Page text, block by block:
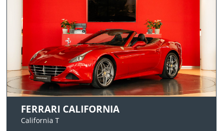
FERRARI CALIFORNIA
California T